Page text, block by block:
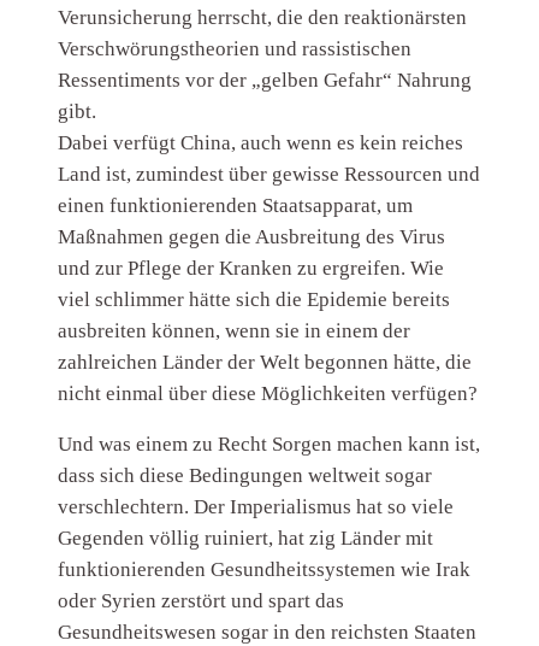
Verunsicherung herrscht, die den reaktionärsten
Verschwörungstheorien und rassistischen
Ressentiments vor der „gelben Gefahr“ Nahrung
gibt.
Dabei verfügt China, auch wenn es kein reiches
Land ist, zumindest über gewisse Ressourcen und
einen funktionierenden Staatsapparat, um
Maßnahmen gegen die Ausbreitung des Virus
und zur Pflege der Kranken zu ergreifen. Wie
viel schlimmer hätte sich die Epidemie bereits
ausbreiten können, wenn sie in einem der
zahlreichen Länder der Welt begonnen hätte, die
nicht einmal über diese Möglichkeiten verfügen?
Und was einem zu Recht Sorgen machen kann ist,
dass sich diese Bedingungen weltweit sogar
verschlechtern. Der Imperialismus hat so viele
Gegenden völlig ruiniert, hat zig Länder mit
funktionierenden Gesundheitssystemen wie Irak
oder Syrien zerstört und spart das
Gesundheitswesen sogar in den reichsten Staaten